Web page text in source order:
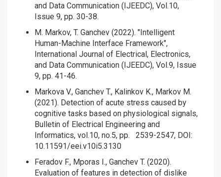
and Data Communication (IJEEDC), Vol.10,
Issue 9, pp. 30-38.
М. Markov, T. Ganchev (2022). "Intelligent
Human-Machine Interface Framework",
International Journal of Electrical, Electronics,
and Data Communication (IJEEDC), Vol.9, Issue
9, pp. 41-46.
Markova V., Ganchev T., Kalinkov K., Markov M.
(2021). Detection of acute stress caused by
cognitive tasks based on physiological signals,
Bulletin of Electrical Engineering and
Informatics, vol.10, no.5, pp. 2539-2547, DOI:
10.11591/eei.v10i5.3130
Feradov F., Mporas I., Ganchev T. (2020).
Evaluation of features in detection of dislike